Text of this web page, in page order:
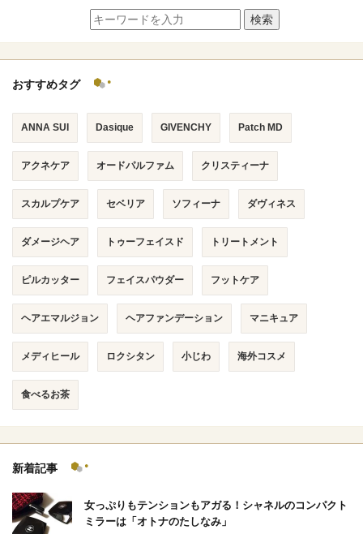
検索
おすすめタグ
ANNA SUI Dasique GIVENCHY Patch MD
アクネケア オードパルファム クリスティーナ
スカルプケア セベリア ソフィーナ ダヴィネス
ダメージヘア トゥーフェイスド トリートメント
ピルカッター フェイスパウダー フットケア
ヘアエマルジョン ヘアファンデーション マニキュア
メディヒール ロクシタン 小じわ 海外コスメ
食べるお茶
新着記事
女っぷりもテンションもアガる！シャネルのコンパクト
ミラーは「オトナのたしなみ」